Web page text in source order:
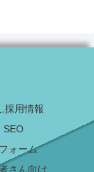
採用情報
SEO
ォーム
さん向け